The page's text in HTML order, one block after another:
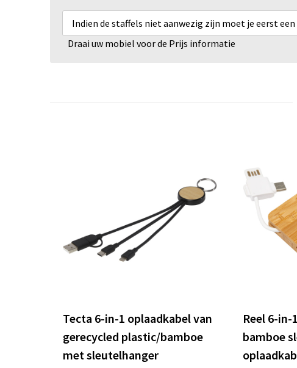
Indien de staffels niet aanwezig zijn moet je eerst
Draai uw mobiel voor de Prijs informatie
Tecta 6-in-1 oplaadkabel van
gerecycled plastic/bamboe
met sleutelhanger
Reel 6-
bamboe